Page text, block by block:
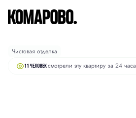
Студия30.5 м2
Чистовая отделка
11 человексмотрели эту квартиру за 24 часа